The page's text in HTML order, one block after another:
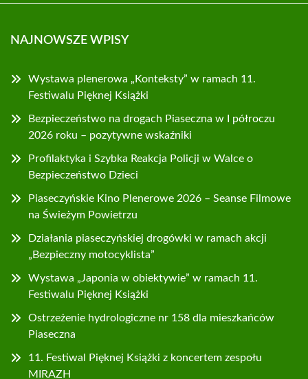
NAJNOWSZE WPISY
Wystawa plenerowa „Konteksty” w ramach 11.
Festiwalu Pięknej Książki
Bezpieczeństwo na drogach Piaseczna w I półroczu
2026 roku – pozytywne wskaźniki
Profilaktyka i Szybka Reakcja Policji w Walce o
Bezpieczeństwo Dzieci
Piaseczyńskie Kino Plenerowe 2026 – Seanse Filmowe
na Świeżym Powietrzu
Działania piaseczyńskiej drogówki w ramach akcji
„Bezpieczny motocyklista”
Wystawa „Japonia w obiektywie” w ramach 11.
Festiwalu Pięknej Książki
Ostrzeżenie hydrologiczne nr 158 dla mieszkańców
Piaseczna
11. Festiwal Pięknej Książki z koncertem zespołu
MIRAZH